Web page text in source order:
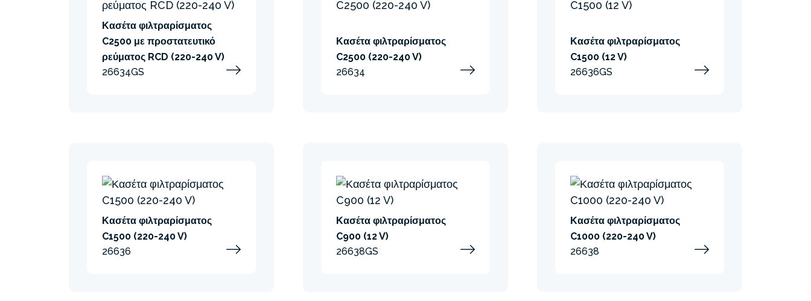
Κασέτα φιλτραρίσματος
C2500 με προστατευτικό
ρεύματος RCD (220-240 V)
26634GS
Κασέτα φιλτραρίσματος
C2500 (220-240 V)
26634
Κασέτα φιλτραρίσματος
C1500 (12 V)
26636GS
Κασέτα φιλτραρίσματος
C1500 (220-240 V)
26636
Κασέτα φιλτραρίσματος
C900 (12 V)
26638GS
Κασέτα φιλτραρίσματος
C1000 (220-240 V)
26638